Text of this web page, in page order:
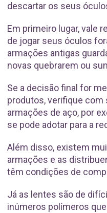
descartar os seus
Em primeiro lugar, vale
de jogar seus óculos
armações antigas
novas quebrarem ou
Se a decisão final for
produtos, verifique com
armações de aço, por
se pode adotar para a
Além disso, existem
armações e as
têm condições de
Já as lentes são de
inúmeros polímeros